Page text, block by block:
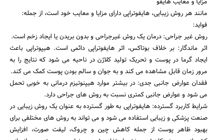
مزایا و معایب هایفو
مانند هر روش زیبایی، هایفوتراپی دارای مزایا و معایب خود است، از جمله:
فواید:
روش غیر جراحی: درمان یک روش غیرجراحی و بدون بریدن یا ایجاد زخم است.
اثر ماندگار: بر خلاف بوتاکس، اثر هایفوتراپی دائمی است. هیپوتراپی باعث
ایجاد گرما در پوست و تحریک تولید کلاژن در ناحیه می شود که نتایج را به
مرور زمان قابل مشاهده می کند و به جوان و سالم بودن پوست کمک می کند.
فقدان عوارض جانبی جدی: در بیشتر موارد هیپنوتیزم درمانی به خوبی تحمل
می شود و عوارض جانبی کمتری نسبت به روش های جراحی دارد.
شرایط کاربرد گسترده: هایفوتراپی به طور گسترده به عنوان یک روش زیبایی در
صنعت پزشکی و زیبایی استفاده می شود و می تواند به روش های مختلفی برای
بهبود ظاهر پوست از جمله کاهش چین و چروک، لیفت صورت، افزایش